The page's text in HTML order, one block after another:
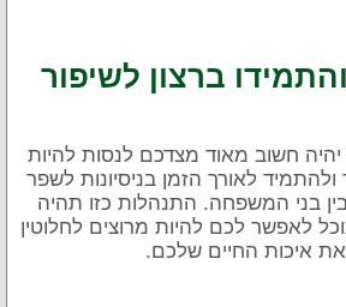
ברצון לשיפור
חשוב מאוד מצדכם לנסות להיות
לאורך הזמן בניסיונות לשפר
בני המשפחה. התנהלות כזו תהיה
לאפשר לכם להיות מרוצים לחלוטין
איכות החיים שלכם.